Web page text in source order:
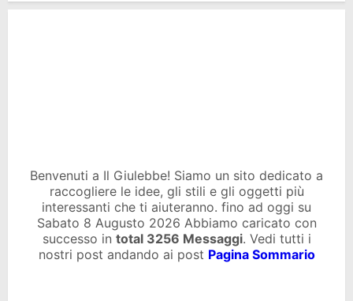
Benvenuti a Il Giulebbe! Siamo un sito dedicato a
raccogliere le idee, gli stili e gli oggetti più
interessanti che ti aiuteranno. fino ad oggi su
Sabato 8 Augusto 2026 Abbiamo caricato con
successo in total 3256 Messaggi. Vedi tutti i
nostri post andando ai post Pagina Sommario